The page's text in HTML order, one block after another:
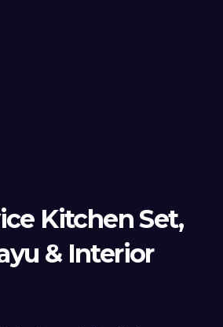
Kitchen Set,
& Interior